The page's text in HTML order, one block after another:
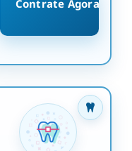
Contrate Agora